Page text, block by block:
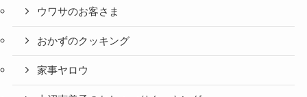
ウワサのお客さま
おかずのクッキング
家事ヤロウ